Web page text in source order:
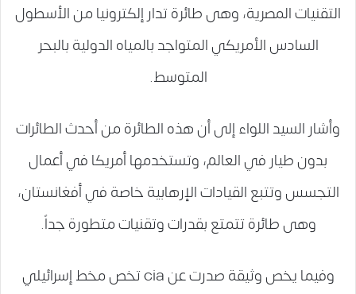
التقنيات المصرية، وهى طائرة تدار إلكترونيا من الأسطول
السادس الأمريكي المتواجد بالمياه الدولية بالبحر
المتوسط.
وأشار السيد اللواء إلى أن هذه الطائرة من أحدث الطائرات
بدون طيار في العالم، وتستخدمها أمريكا في أعمال
التجسس وتتبع القيادات الإرهابية خاصة في أفغانستان،
وهى طائرة تتمتع بقدرات وتقنيات متطورة جداً.
وفيما يخص وثيقة صدرت عن cia تخص مخط إسرائيلي